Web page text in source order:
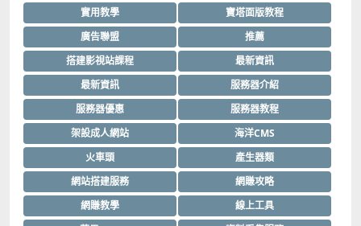
實用教學
寶塔面版教程
廣告聯盟
推薦
搭建影視站課程
最新資訊
最新資訊
服務器介紹
服務器優惠
服務器教程
架設成人網站
海洋CMS
火車頭
產生器類
網站搭建服務
網賺攻略
網賺教學
線上工具